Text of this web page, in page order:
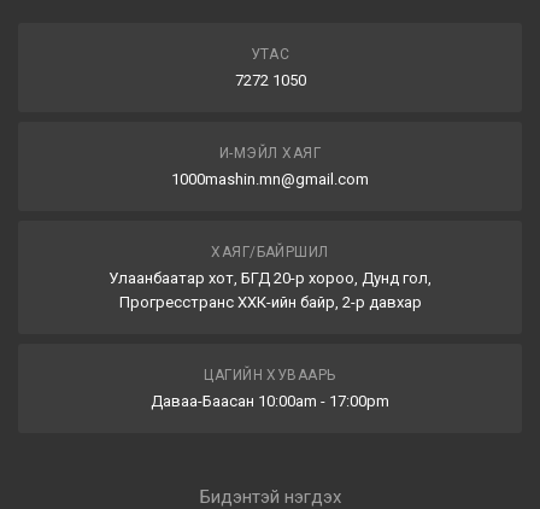
УТАС
7272 1050
И-МЭЙЛ ХАЯГ
1000mashin.mn@gmail.com
ХАЯГ/БАЙРШИЛ
Улаанбаатар хот, БГД 20-р хороо, Дунд гол,
Прогресстранс ХХК-ийн байр, 2-р давхар
ЦАГИЙН ХУВААРЬ
Даваа-Баасан 10:00am - 17:00pm
Бидэнтэй нэгдэх